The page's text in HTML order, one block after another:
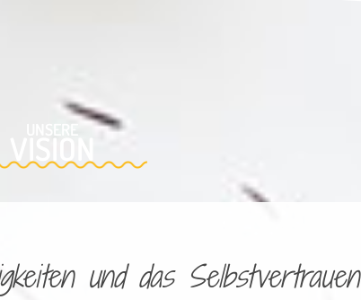
UNSERE
VISION
und das